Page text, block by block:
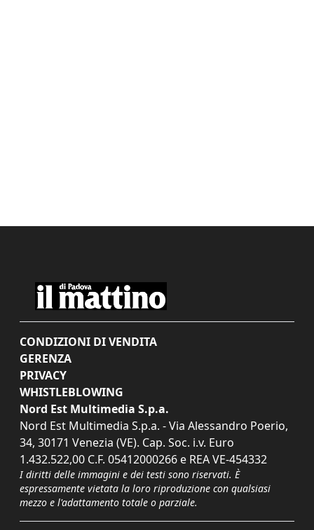
CONDIZIONI DI VENDITA
GERENZA
PRIVACY
WHISTLEBLOWING
Nord Est Multimedia S.p.a.
Nord Est Multimedia S.p.a. - Via Alessandro Poerio,
34, 30171 Venezia (VE). Cap. Soc. i.v. Euro
1.432.522,00 C.F. 05412000266 e REA VE-454332
I diritti delle immagini e dei testi sono riservati. È
espressamente vietata la loro riproduzione con qualsiasi
mezzo e l'adattamento totale o parziale.